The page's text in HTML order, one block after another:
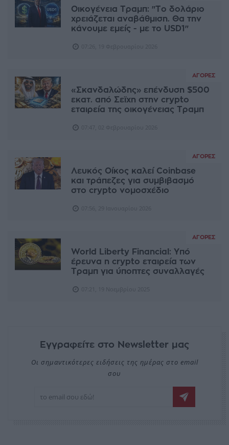
Οικογένεια Τραμπ: "Το δολάριο
χρειάζεται αναβάθμιση. Θα την
κάνουμε εμείς - με το USD1"
ΑΓΟΡΈΣ
«Σκανδαλώδης» επένδυση $500
εκατ. από Σεϊχη στην crypto
εταιρεία της οικογένειας Τραμπ
ΑΓΟΡΈΣ
Λευκός Οίκος καλεί Coinbase
και τράπεζες για συμβιβασμό
στο crypto νομοσχέδιο
ΑΓΟΡΈΣ
World Liberty Financial: Υπό
έρευνα η crypto εταιρεία των
Τραμπ για ύποπτες συναλλαγές
Εγγραφείτε στο Newsletter μας
Οι σημαντικότερες ειδήσεις της ημέρας στο email
σου